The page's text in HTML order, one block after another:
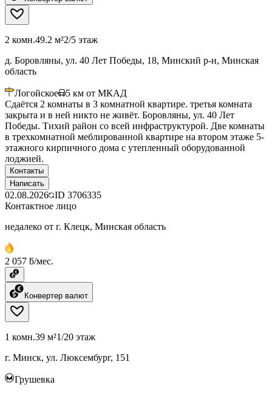
2 комн.49.2 м²2/5 этаж
д. Боровляны, ул. 40 Лет Победы, 18, Минский р-н, Минская
область
Логойское 5 км от МКАД
Сдаётся 2 комнаты в 3 комнатной квартире. третья комната
закрыта и в ней никто не живёт. Боровляны, ул. 40 Лет
Победы. Тихий район со всей инфраструктурой. Две комнаты
в трехкомнатной меблированной квартире на втором этаже 5-
этажного кирпичного дома с утепленный оборудованной
лоджией.
Контакты
Написать
02.08.2026 ID 3706335
Контактное лицо
недалеко от г. Клецк, Минская область
2 057 ƃ/мес.
Конвертер валют
1 комн.39 м²1/20 этаж
г. Минск, ул. Люксембург, 151
Грушевка